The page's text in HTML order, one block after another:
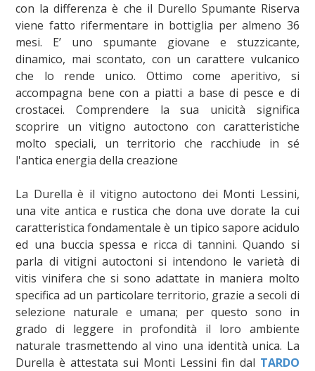
con la differenza è che il Durello Spumante Riserva
viene fatto rifermentare in bottiglia per almeno 36
mesi. E’ uno spumante giovane e stuzzicante,
dinamico, mai scontato, con un carattere vulcanico
che lo rende unico. Ottimo come aperitivo, si
accompagna bene con a piatti a base di pesce e di
crostacei. Comprendere la sua unicità significa
scoprire un vitigno autoctono con caratteristiche
molto speciali, un territorio che racchiude in sé
l'antica energia della creazione
La Durella è il vitigno autoctono dei Monti Lessini,
una vite antica e rustica che dona uve dorate la cui
caratteristica fondamentale è un tipico sapore acidulo
ed una buccia spessa e ricca di tannini. Quando si
parla di vitigni autoctoni si intendono le varietà di
vitis vinifera che si sono adattate in maniera molto
specifica ad un particolare territorio, grazie a secoli di
selezione naturale e umana; per questo sono in
grado di leggere in profondità il loro ambiente
naturale trasmettendo al vino una identità unica. La
Durella è attestata sui Monti Lessini fin dal TARDO